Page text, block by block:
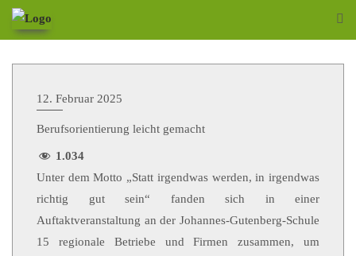
12. Februar 2025
Berufsorientierung leicht gemacht
1.034
Unter dem Motto „Statt irgendwas werden, in irgendwas
richtig gut sein“ fanden sich in einer
Auftaktveranstaltung an der Johannes-Gutenberg-Schule
15 regionale Betriebe und Firmen zusammen, um